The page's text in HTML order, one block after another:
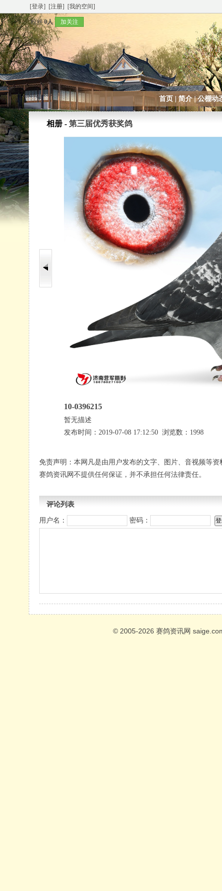
[登录] [注册] [我的空间]
粉丝0人 加关注
首页 |简介|公棚动
相册 - 第三届优秀获奖鸽
10-0396215
暂无描述
发布时间：2019-07-08 17:12:50 浏览数：1998
免责声明：本网凡是由用户发布的文字、图片、音视频等
赛鸽资讯网不提供任何保证，并不承担任何法律责任。
评论列表
用户名： 密码：
© 2005-2026 赛鸽资讯网